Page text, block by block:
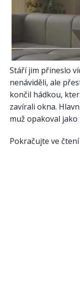
Stáří jim přineslo
nenáviděli, ale
končil hádkou,
zavírali okna.
muž opakoval jako
Pokračujte ve